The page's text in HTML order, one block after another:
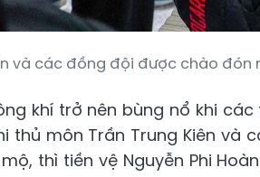
và các đồng đội được chào đón
khí trở nên bùng nổ khi các
thủ môn Trần Trung Kiên
thì tiền vệ Nguyễn Phi